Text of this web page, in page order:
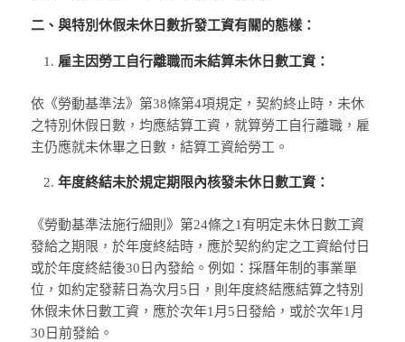
二、與特別休假未休日數折發工資有關的態樣：
雇主因勞工自行離職而未結算未休日數工資：
依《勞動基準法》第38條第4項規定，契約終止時，未休
之特別休假日數，均應結算工資，就算勞工自行離職，雇
主仍應就未休畢之日數，結算工資給勞工。
年度終結未於規定期限內核發未休日數工資：
《勞動基準法施行細則》第24條之1有明定未休日數工資
發給之期限，於年度終結時，應於契約約定之工資給付日
或於年度終結後30日內發給。例如：採曆年制的事業單
位，如約定發薪日為次月5日，則年度終結應結算之特別
休假未休日數工資，應於次年1月5日發給，或於次年1月
30日前發給。